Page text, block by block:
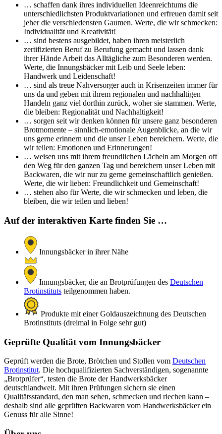
… schaffen dank ihres individuellen Ideenreichtums die
unterschiedlichsten Produktvariationen und erfreuen damit seit
jeher die verschiedensten Gaumen. Werte, die wir schmecken:
Individualität und Kreativität!
… sind bestens ausgebildet, haben ihren meisterlich
zertifizierten Beruf zu Berufung gemacht und lassen dank
ihrer Hände Arbeit das Alltägliche zum Besonderen werden.
Werte, die Innungsbäcker mit Leib und Seele leben:
Handwerk und Leidenschaft!
… sind als treue Nahversorger auch in Krisenzeiten immer für
uns da und geben mit ihrem regionalen und nachhaltigen
Handeln ganz viel dorthin zurück, woher sie stammen. Werte,
die bleiben: Regionalität und Nachhaltigkeit!
… sorgen seit wir denken können für unsere ganz besonderen
Brotmomente – sinnlich-emotionale Augenblicke, an die wir
uns gerne erinnern und die unser Leben bereichern. Werte, die
wir teilen: Emotionen und Erinnerungen!
… weisen uns mit ihrem freundlichen Lächeln am Morgen oft
den Weg für den ganzen Tag und bereichern unser Leben mit
Backwaren, die wir nur zu gerne gemeinschaftlich genießen.
Werte, die wir lieben: Freundlichkeit und Gemeinschaft!
… stehen also für Werte, die wir schmecken und leben, die
bleiben, die wir teilen und lieben!
Auf der interaktiven Karte finden Sie …
Innungsbäcker in ihrer Nähe
Innungsbäcker, die an Brotprüfungen des Deutschen
Brotinstituts teilgenommen haben.
Produkte mit einer Goldauszeichnung des Deutschen
Brotinstituts (dreimal in Folge sehr gut)
Geprüfte Qualität vom Innungsbäcker
Geprüft werden die Brote, Brötchen und Stollen vom Deutschen
Brotinstitut. Die hochqualifizierten Sachverständigen, sogenannte
„Brotprüfer“, testen die Brote der Handwerksbäcker
deutschlandweit. Mit ihren Prüfungen sichern sie einen
Qualitätsstandard, den man sehen, schmecken und riechen kann –
deshalb sind alle geprüften Backwaren vom Handwerksbäcker ein
Genuss für alle Sinne!